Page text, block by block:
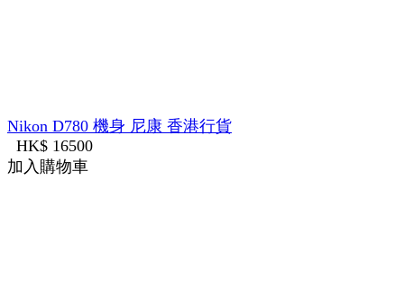
Nikon D780 機身 尼康 香港行貨
HK$ 16500
加入購物車